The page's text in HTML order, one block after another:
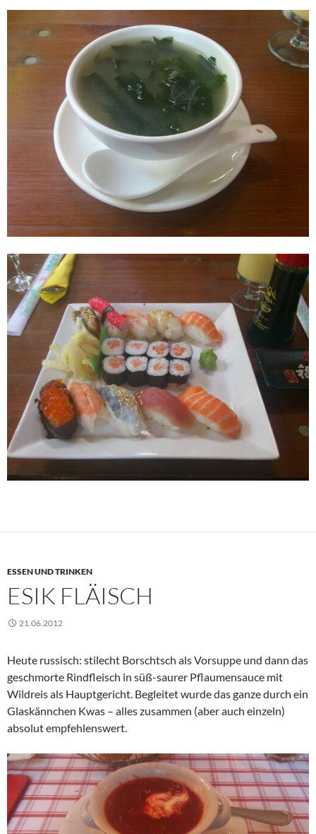
ESSEN UND TRINKEN
ESIK FLÄISCH
21.06.2012
Heute russisch: stilecht Borschtsch als Vorsuppe und dann das
geschmorte Rindfleisch in süß-saurer Pflaumensauce mit
Wildreis als Hauptgericht. Begleitet wurde das ganze durch ein
Glaskännchen Kwas – alles zusammen (aber auch einzeln)
absolut empfehlenswert.